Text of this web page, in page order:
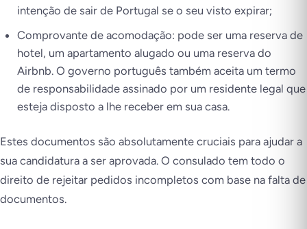
intenção de sair de Portugal se o seu visto expirar;
Comprovante de acomodação: pode ser uma reserva de
hotel, um apartamento alugado ou uma reserva do
Airbnb. O governo português também aceita um termo
de responsabilidade assinado por um residente legal que
esteja disposto a lhe receber em sua casa.
Estes documentos são absolutamente cruciais para ajudar a
sua candidatura a ser aprovada. O consulado tem todo o
direito de rejeitar pedidos incompletos com base na falta de
documentos.